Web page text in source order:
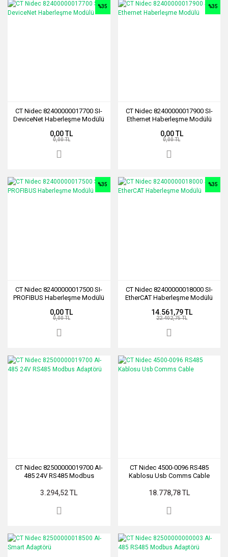
CT Nidec 82400000017700 SI-
DeviceNet Haberleşme Modülü
%35
0,00 TL
0,00 TL
CT Nidec 82400000017900 SI-
Ethernet Haberleşme Modülü
%35
0,00 TL
0,00 TL
CT Nidec 82400000017500 SI-
PROFIBUS Haberleşme Modülü
%35
0,00 TL
0,00 TL
CT Nidec 82400000018000 SI-
EtherCAT Haberleşme Modülü
%35
14.561,79 TL
22.402,75 TL
CT Nidec 82500000019700 AI-
485 24V RS485 Modbus
3.294,52 TL
CT Nidec 4500-0096 RS485
Kablosu Usb Comms Cable
18.778,78 TL